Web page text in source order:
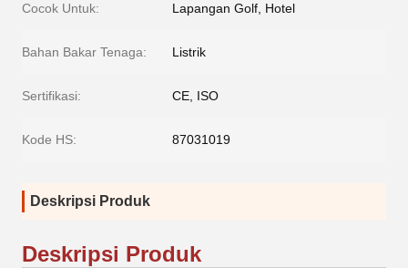
Cocok Untuk: Lapangan Golf, Hotel
Bahan Bakar Tenaga: Listrik
Sertifikasi: CE, ISO
Kode HS: 87031019
Deskripsi Produk
Deskripsi Produk